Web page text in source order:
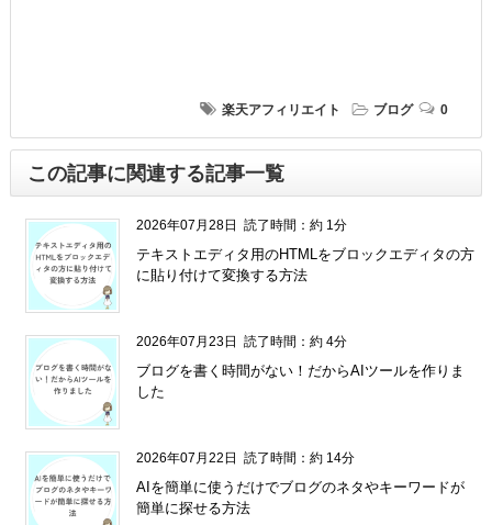
楽天アフィリエイト ブログ 0
この記事に関連する記事一覧
2026年07月28日 読了時間：約 1分
テキストエディタ用のHTMLをブロックエディタの方
に貼り付けて変換する方法
2026年07月23日 読了時間：約 4分
ブログを書く時間がない！だからAIツールを作りま
した
2026年07月22日 読了時間：約 14分
AIを簡単に使うだけでブログのネタやキーワードが
簡単に探せる方法